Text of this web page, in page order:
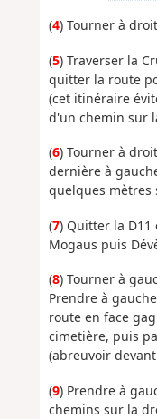
(4) Tourner à
(5) Traverser la
quitter la route
(cet itinéraire
d'un chemin sur
(6) Tourner à
dernière à
quelques mètres
(7) Quitter la D11
Mogaus puis
(8) Tourner à
Prendre à
route en face
cimetière, puis
(abreuvoir
(9) Prendre à
chemins sur la